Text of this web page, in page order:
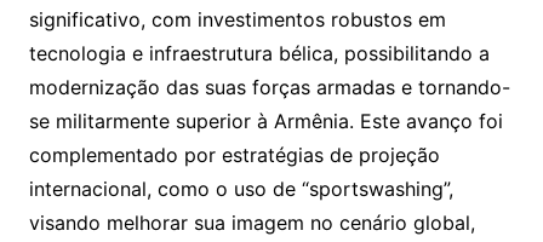
significativo, com investimentos robustos em
tecnologia e infraestrutura bélica, possibilitando a
modernização das suas forças armadas e tornando-
se militarmente superior à Armênia. Este avanço foi
complementado por estratégias de projeção
internacional, como o uso de “sportswashing”,
visando melhorar sua imagem no cenário global,